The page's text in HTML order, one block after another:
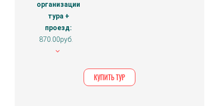
организации
тура +
проезд:
870.00руб.
КУПИТЬ ТУР